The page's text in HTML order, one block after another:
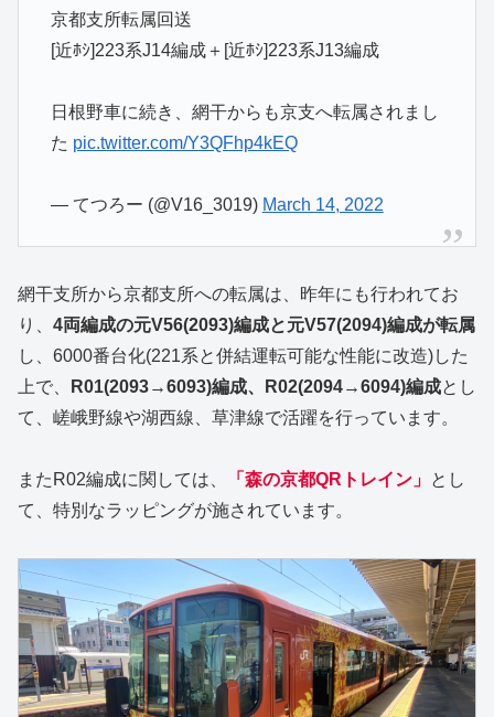
京都支所転属回送
[近ﾎｼ]223系J14編成＋[近ﾎｼ]223系J13編成
日根野車に続き、網干からも京支へ転属されまし
た pic.twitter.com/Y3QFhp4kEQ
— てつろー (@V16_3019) March 14, 2022
網干支所から京都支所への転属は、昨年にも行われてお
り、 4両編成の元V56(2093)編成と元V57(2094)編成が転属
し、6000番台化(221系と併結運転可能な性能に改造)した
上で、
R01(2093→6093)編成、R02(2094→6094)編成とし
て、嵯峨野線や湖西線、草津線で活躍を行っています。
またR02編成に関しては、 「森の京都QRトレイン」 とし
て、特別なラッピングが施されています。